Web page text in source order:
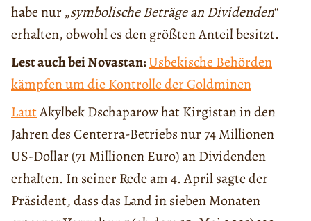
habe nur „symbolische Beträge an Dividenden“
erhalten, obwohl es den größten Anteil besitzt.
Lest auch bei Novastan:Usbekische Behörden
kämpfen um die Kontrolle der Goldminen
LautAkylbek Dschaparow hat Kirgistan in den
Jahren des Centerra-Betriebs nur 74 Millionen
US-Dollar (71 Millionen Euro) an Dividenden
erhalten. In seiner Rede am 4. April sagte der
Präsident, dass das Land in sieben Monaten